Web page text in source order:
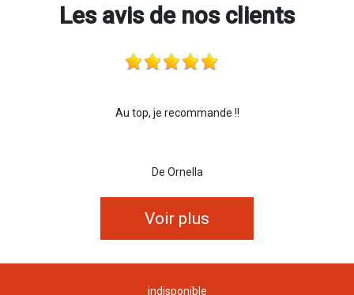
Les avis de nos clients
Au top, je recommande !!
De Ornella
Voir plus
indisponible